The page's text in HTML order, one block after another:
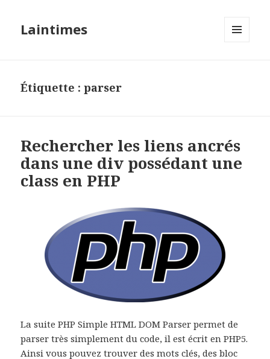
Laintimes
Étiquette :parser
Rechercher les liens ancrés
dans une div possédant une
class en PHP
La suite PHP Simple HTML DOM Parser permet de
parser très simplement du code, il est écrit en PHP5.
Ainsi vous pouvez trouver des mots clés, des bloc